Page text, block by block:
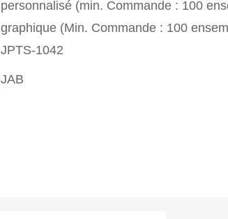
personnalisé (min. Commande : 100
graphique (Min. Commande : 100
JPTS-1042
JAB